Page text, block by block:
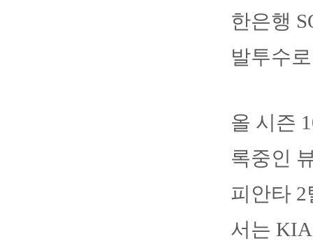
한은행
발투수
올 시즌
록중인
피안타
서는